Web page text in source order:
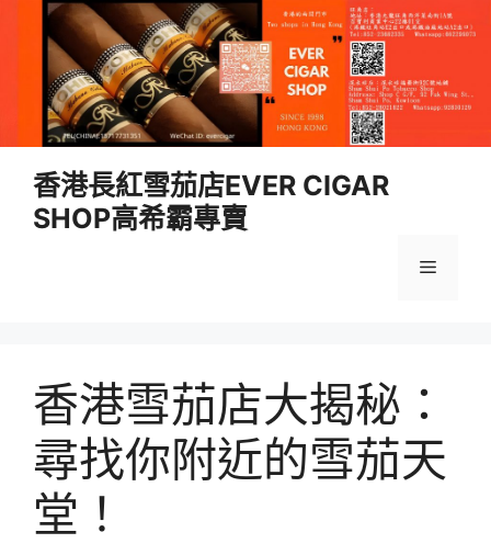
香港長紅雪茄店EVER CIGAR
SHOP高希霸專賣
選
香港雪茄店大揭秘：
尋找你附近的雪茄天
堂！